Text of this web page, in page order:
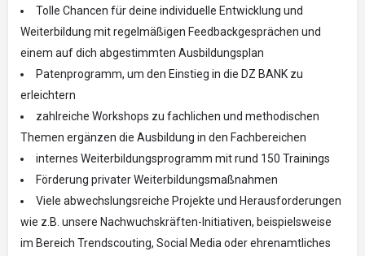
Tolle Chancen für deine individuelle Entwicklung und
Weiterbildung mit regelmäßigen Feedbackgesprächen und
einem auf dich abgestimmten Ausbildungsplan
Patenprogramm, um den Einstieg in die DZ BANK zu
erleichtern
zahlreiche Workshops zu fachlichen und methodischen
Themen ergänzen die Ausbildung in den Fachbereichen
internes Weiterbildungsprogramm mit rund 150 Trainings
Förderung privater Weiterbildungsmaßnahmen
Viele abwechslungsreiche Projekte und Herausforderungen
wie z.B. unsere Nachwuchskräften-Initiativen, beispielsweise
im Bereich Trendscouting, Social Media oder ehrenamtliches